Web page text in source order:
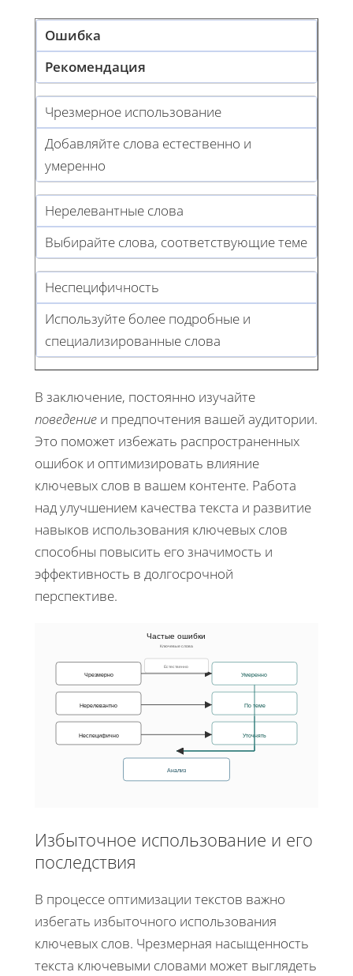
Ошибка
Рекомендация
Чрезмерное использование
Добавляйте слова естественно и
умеренно
Нерелевантные слова
Выбирайте слова, соответствующие теме
Неспецифичность
Используйте более подробные и
специализированные слова
В заключение, постоянно изучайте
поведение и предпочтения вашей аудитории.
Это поможет избежать распространенных
ошибок и оптимизировать влияние
ключевых слов в вашем контенте. Работа
над улучшением качества текста и развитие
навыков использования ключевых слов
способны повысить его значимость и
эффективность в долгосрочной
перспективе.
Частые ошибки
Ключевые слова
Чрезмерно
Нерелевантно
Неспецифично
Умеренно
По теме
Уточнять
Анализ
Естественно
Избыточное использование и его
последствия
В процессе оптимизации текстов важно
избегать избыточного использования
ключевых слов. Чрезмерная насыщенность
текста ключевыми словами может выглядеть